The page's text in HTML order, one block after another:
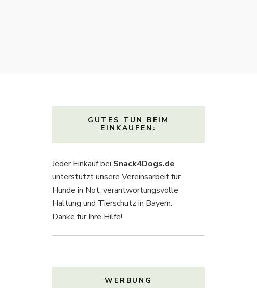
GUTES TUN BEIM
EINKAUFEN:
Jeder Einkauf bei Snack4Dogs.de
unterstützt unsere Vereinsarbeit für
Hunde in Not, verantwortungsvolle
Haltung und Tierschutz in Bayern.
Danke für Ihre Hilfe!
WERBUNG